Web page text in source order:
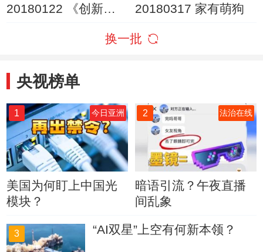
20180122 《创新中
20180317 家有萌狗
换一批
央视榜单
1 今日亚洲
美国为何盯上中国光
模块？
2 法治在线
暗语引流？午夜直播
间乱象
3 “AI双星”上空有何新本领？